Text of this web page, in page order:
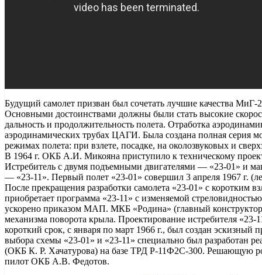
Будущий самолет призван был сочетать лучшие качества
Основными достоинствами должны были стать высокие
дальность и продолжительность полета. Отработка
аэродинамических трубах ЦАГИ. Была создана полная серия
режимах полета: при взлете, посадке, на околозвуковых и
В 1964 г. ОКБ А.И. Микояна приступило к техническому
Истребитель с двумя подъемными двигателями — «23-01» и
— «23-11». Первый полет «23-01» совершил 3 апреля 1967 г.
После прекращения разработки самолета «23-01» с коротким
приобретает программа «23-11» с изменяемой
ускорено приказом МАП. МКБ «Родина» (главный конструктор
механизма поворота крыла. Проектирование истребителя
короткий срок, с января по март 1966 г., был создан эскизный
выбора схемы «23-01» и «23-11» специально был разработан
(ОКБ К. Р. Хачатурова) на базе ТРД Р-11Ф2С-300. Решающую
пилот ОКБ А.В. Федотов.